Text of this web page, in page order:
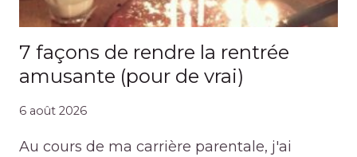
7 façons de rendre la rentrée
amusante (pour de vrai)
6 août 2026
Au cours de ma carrière parentale, j'ai